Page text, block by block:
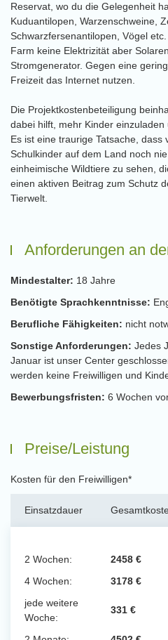
Reservat, wo du die Gelegenheit
Kuduantilopen, Warzenschweine,
Schwarzfersenantilopen, Vögel
Farm keine Elektrizität aber
Stromgenerator. Gegen eine
Freizeit das Internet nutzen.
Die Projektkostenbeteiligung
dabei hilft, mehr Kinder einzuladen
Es ist eine traurige Tatsache, dass
Schulkinder auf dem Land noch
einheimische Wildtiere zu sehen,
einen aktiven Beitrag zum Schutz
Tierwelt.
Anforderungen an
Mindestalter: 18 Jahre
Benötigte Sprachkenntnisse:
Berufliche Fähigkeiten: nicht
Sonstige Anforderungen: Jedes
Januar ist unser Center
werden keine Freiwilligen und
Bewerbungsfristen: 6 Wochen
Preise/Leistung
Kosten für den Freiwilligen*
Einsatzdauer
2 Wochen: 2458 €
4 Wochen:
3178 €
jede weitere
Woche:
331 €